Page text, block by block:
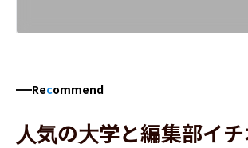
Recommend
人気の大学と編集部イ